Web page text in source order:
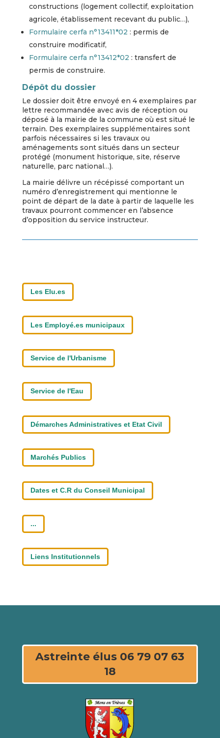
constructions (logement collectif, exploitation
agricole, établissement recevant du public…),
Formulaire cerfa n°13411*02 : permis de
construire modificatif,
Formulaire cerfa n°13412*02 : transfert de
permis de construire.
Dépôt du dossier
Le dossier doit être envoyé en 4 exemplaires par
lettre recommandée avec avis de réception ou
déposé à la mairie de la commune où est situé le
terrain. Des exemplaires supplémentaires sont
parfois nécessaires si les travaux ou
aménagements sont situés dans un secteur
protégé (monument historique, site, réserve
naturelle, parc national…).
La mairie délivre un récépissé comportant un
numéro d’enregistrement qui mentionne le
point de départ de la date à partir de laquelle les
travaux pourront commencer en l’absence
d’opposition du service instructeur.
Les Elu.es
Les Employé.es municipaux
Service de l'Urbanisme
Service de l'Eau
Démarches Administratives et Etat Civil
Marchés Publics
Dates et C.R du Conseil Municipal
...
Liens Institutionnels
Astreinte élus 06 79 07 63
18